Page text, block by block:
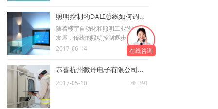
照明控制的DALI总线如何调试？
随着楼宇自动化和照明工业的快速
发展，传统的照明控制逐步被智能
控制取代，DALI作为新的智能灯光
控制协议，定义了电子镇流器与控
制器之间的通信方式，实现智能照
明系统的自动化控制。那么如何快
速调试照明控制的DALI协议呢？
넶 448
2017-06-14
恭喜杭州微丹电子有限公司成为广州致远电子有限公司浙江区总代理-核心分销商
넶 391
2017-05-10
在线咨询